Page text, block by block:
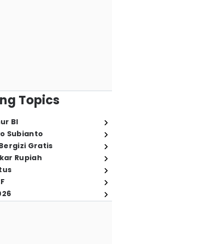
Topics
BI
Subianto
Gratis
Rupiah